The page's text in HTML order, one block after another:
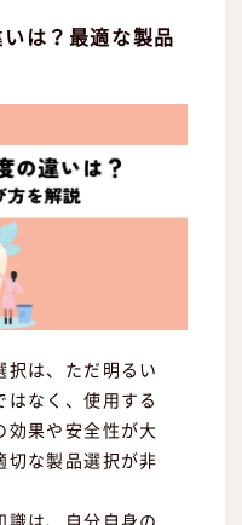
は？最適な製品
は、ただ明るい
なく、使用する
果や安全性が大
切な製品選択が非